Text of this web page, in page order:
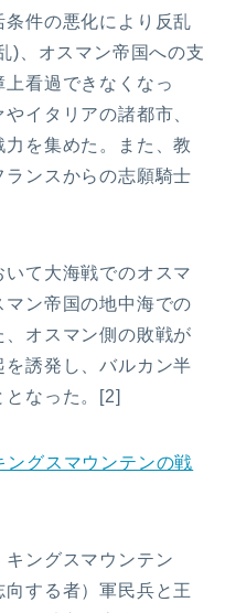
件の悪化により反乱
)、オスマン帝国への支
看過できなくなっ
イタリアの諸都市、
を集めた。また、教
ンスからの志願騎士
て大海戦でのオスマ
ン帝国の地中海での
オスマン側の敗戦が
誘発し、バルカン半
なった。[2]
ングスマウンテンの戦
ングスマウンテン
する者）軍民兵と王